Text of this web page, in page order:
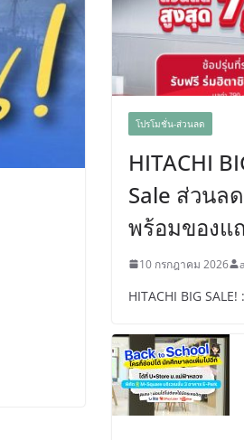
โปรโมชั่น-ส่วนลด
HITACHI
Sale ส่วนล
พร้อมของแ
10 กรกฎาคม 2026
HITACHI BIG SALE! :